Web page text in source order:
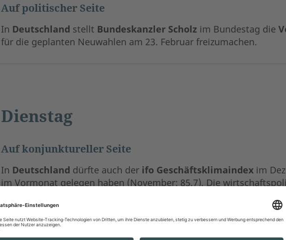
Auf politischer Seite
In Deutschland stellt Bundeskanzler Scholz im Bundestag die
für die geplanten Neuwahlen am 23. Februar freizumachen.
Dienstag
Auf konjunktureller Seite
In Deutschland dürfte auch der ifo Geschäftsklimaindexim
im Vormonat gelegen haben (November: 85,7). Die
und der sich verschärfende Ton im Außenhandel sowie die
deutschen Volkswirtschaft belasten die Stimmung der
könnte sich die Stimmung der Unternehmen weiter verbessert
realen Kaufkraft der Haushalte für Potenzial von